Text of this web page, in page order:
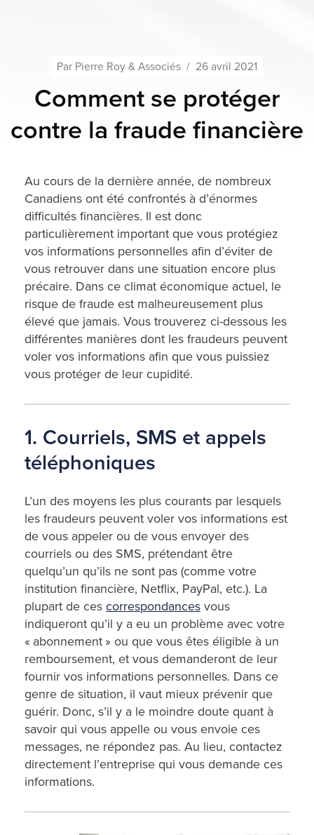
Par Pierre Roy & Associés / 26 avril 2021
Comment se protéger
contre la fraude financière
Au cours de la dernière année, de nombreux
Canadiens ont été confrontés à d’énormes
difficultés financières. Il est donc
particulièrement important que vous protégiez
vos informations personnelles afin d’éviter de
vous retrouver dans une situation encore plus
précaire. Dans ce climat économique actuel, le
risque de fraude est malheureusement plus
élevé que jamais. Vous trouverez ci-dessous les
différentes manières dont les fraudeurs peuvent
voler vos informations afin que vous puissiez
vous protéger de leur cupidité.
1. Courriels, SMS et appels
téléphoniques
L’un des moyens les plus courants par lesquels
les fraudeurs peuvent voler vos informations est
de vous appeler ou de vous envoyer des
courriels ou des SMS, prétendant être
quelqu’un qu’ils ne sont pas (comme votre
institution financière, Netflix, PayPal, etc.). La
plupart de ces correspondances vous
indiqueront qu’il y a eu un problème avec votre
« abonnement » ou que vous êtes éligible à un
remboursement, et vous demanderont de leur
fournir vos informations personnelles. Dans ce
genre de situation, il vaut mieux prévenir que
guérir. Donc, s’il y a le moindre doute quant à
savoir qui vous appelle ou vous envoie ces
messages, ne répondez pas. Au lieu, contactez
directement l’entreprise qui vous demande ces
informations.